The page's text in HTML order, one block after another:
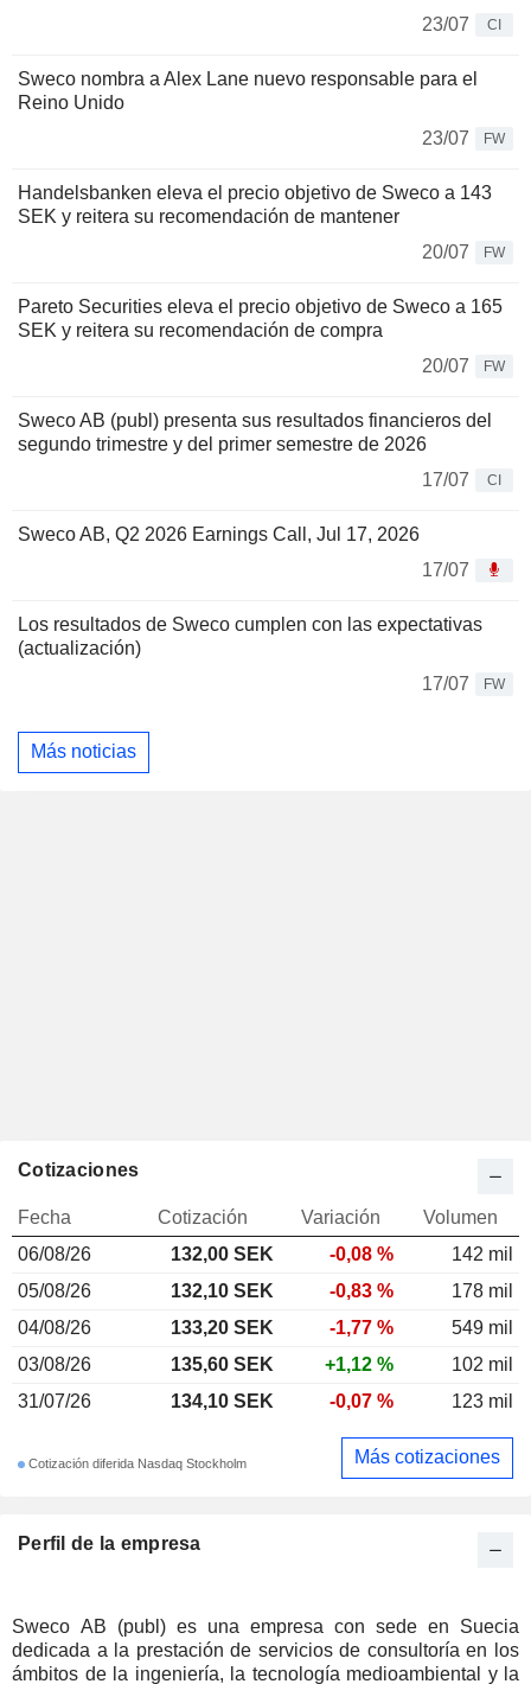
23/07
CI
Sweco nombra a Alex Lane nuevo responsable para el
Reino Unido
23/07
FW
Handelsbanken eleva el precio objetivo de Sweco a 143
SEK y reitera su recomendación de mantener
20/07
FW
Pareto Securities eleva el precio objetivo de Sweco a 165
SEK y reitera su recomendación de compra
20/07
FW
Sweco AB (publ) presenta sus resultados financieros del
segundo trimestre y del primer semestre de 2026
17/07
CI
Sweco AB, Q2 2026 Earnings Call, Jul 17, 2026
17/07
Los resultados de Sweco cumplen con las expectativas
(actualización)
17/07
FW
Más noticias
Perfil de la empresa
Sweco AB (publ) es una empresa con sede en Suecia
dedicada a la prestación de servicios de consultoría en los
ámbitos de la ingeniería, la tecnología medioambiental y la
Cotizaciones
Fecha Cotización Variación
Volumen
06/08/26
132,00 SEK -0,08 %
142 mil
05/08/26
132,10 SEK -0,83 %
178 mil
04/08/26
133,20 SEK -1,77 %
549 mil
03/08/26
135,60 SEK +1,12 %
102 mil
31/07/26
134,10 SEK -0,07 % 123 mil
Cotización diferida Nasdaq Stockholm Más cotizaciones